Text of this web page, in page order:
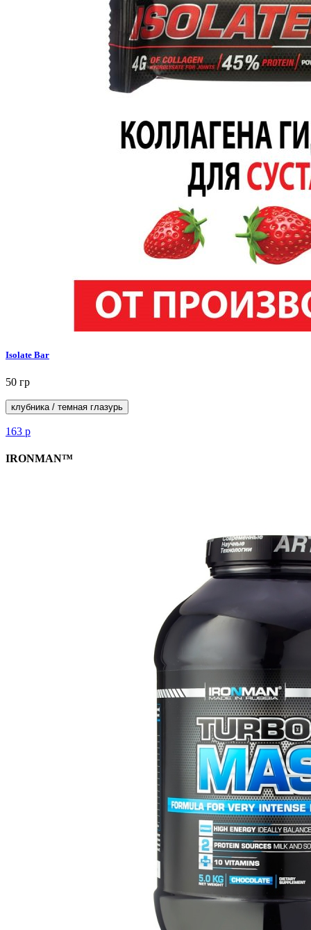
Isolate Bar
50 гр
клубника / темная глазурь
163 р
IRONMAN™